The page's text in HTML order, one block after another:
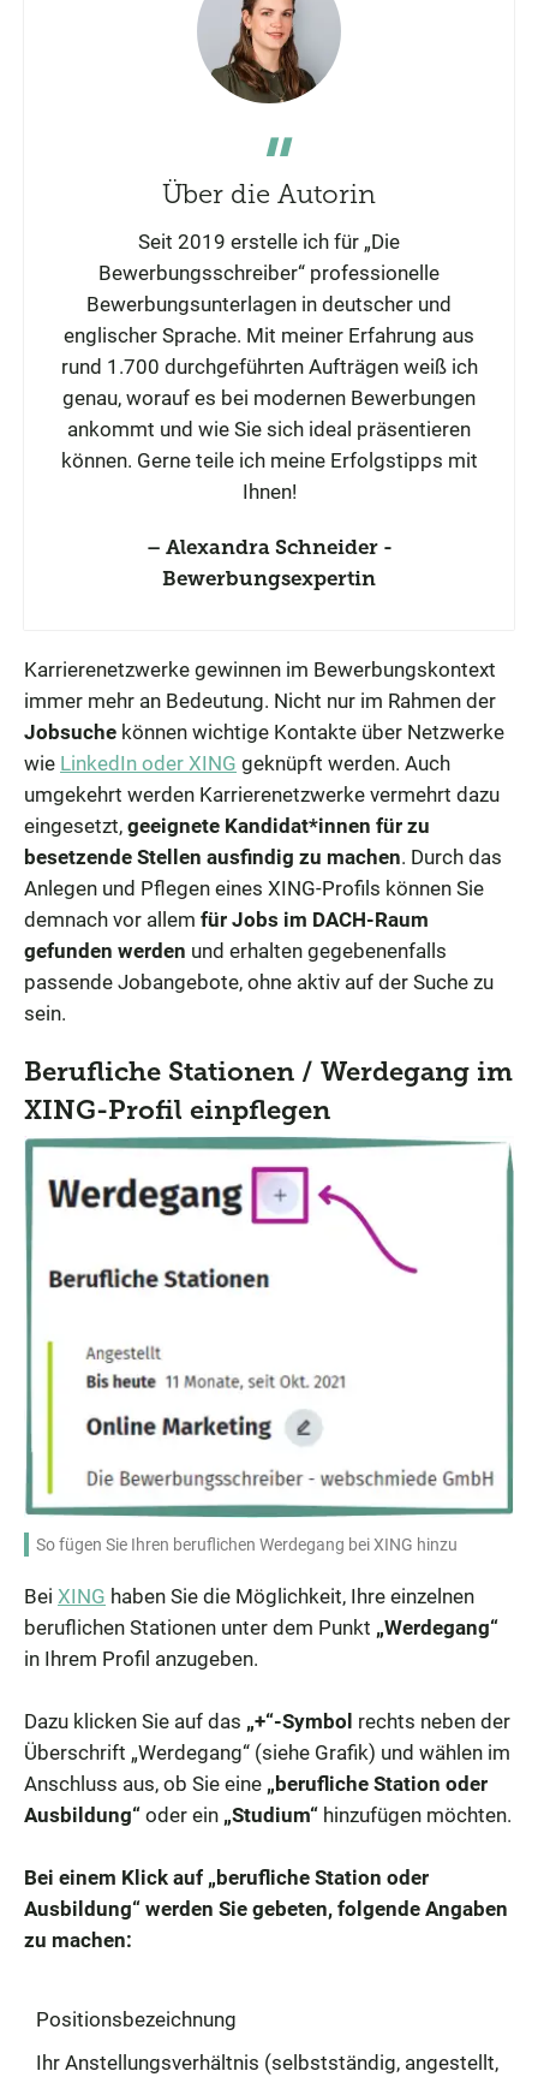
Über die Autorin
Seit 2019 erstelle ich für „Die
Bewerbungsschreiber“ professionelle
Bewerbungsunterlagen in deutscher und
englischer Sprache. Mit meiner Erfahrung aus
rund 1.700 durchgeführten Aufträgen weiß ich
genau, worauf es bei modernen Bewerbungen
ankommt und wie Sie sich ideal präsentieren
können. Gerne teile ich meine Erfolgstipps mit
Ihnen!
Alexandra Schneider -
Bewerbungsexpertin
Karrierenetzwerke gewinnen im Bewerbungskontext
immer mehr an Bedeutung. Nicht nur im Rahmen der
Jobsuche können wichtige Kontakte über Netzwerke
wie LinkedIn oder XING geknüpft werden. Auch
umgekehrt werden Karrierenetzwerke vermehrt dazu
eingesetzt, geeignete Kandidat*innen für zu
besetzende Stellen ausfindig zu machen. Durch das
Anlegen und Pflegen eines XING-Profils können Sie
demnach vor allem für Jobs im DACH-Raum
gefunden werden und erhalten gegebenenfalls
passende Jobangebote, ohne aktiv auf der Suche zu
sein.
Berufliche Stationen / Werdegang im
XING-Profil einpflegen
So fügen Sie Ihren beruflichen Werdegang bei XING hinzu
Bei XING haben Sie die Möglichkeit, Ihre einzelnen
beruflichen Stationen unter dem Punkt „Werdegang“
in Ihrem Profil anzugeben.
Dazu klicken Sie auf das „+“-Symbol rechts neben der
Überschrift „Werdegang“ (siehe Grafik) und wählen im
Anschluss aus, ob Sie eine „berufliche Station oder
Ausbildung“ oder ein „Studium“ hinzufügen möchten.
Bei einem Klick auf „berufliche Station oder
Ausbildung“ werden Sie gebeten, folgende Angaben
zu machen:
Positionsbezeichnung
Ihr Anstellungsverhältnis (selbstständig, angestellt,